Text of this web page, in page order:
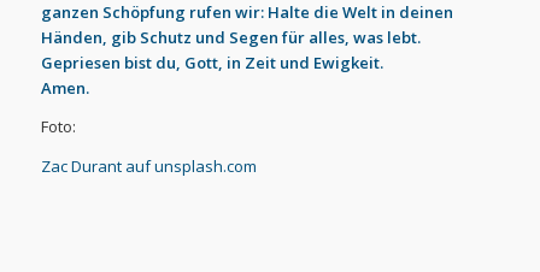
ganzen Schöpfung rufen wir: Halte die Welt in deinen
Händen, gib Schutz und Segen für alles, was lebt.
Gepriesen bist du, Gott, in Zeit und Ewigkeit.
Amen.
Foto:
Zac Durant auf unsplash.com